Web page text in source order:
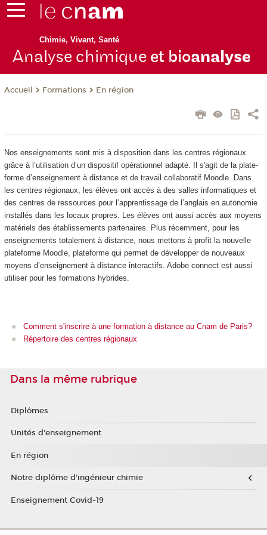
Chimie, Vivant, Santé
Analyse chimique et bioanalyse
Accueil Formations En région
Nos enseignements sont mis à disposition dans les centres régionaux
grâce à l’utilisation d’un dispositif opérationnel adapté. Il s'agit de la plate-
forme d’enseignement à distance et de travail collaboratif Moodle. Dans
les centres régionaux, les élèves ont accès à des salles informatiques et
des centres de ressources pour l’apprentissage de l’anglais en autonomie
installés dans les locaux propres. Les élèves ont aussi accès aux moyens
matériels des établissements partenaires. Plus récemment, pour les
enseignements totalement à distance, nous mettons à profit la nouvelle
plateforme Moodle, plateforme qui permet de développer de nouveaux
moyens d’enseignement à distance interactifs. Adobe connect est aussi
utiliser pour les formations hybrides.
Comment s'inscrire à une formation à distance au Cnam de Paris?
Répertoire des centres régionaux
Dans la même rubrique
Diplômes
Unités d'enseignement
En région
Notre diplôme d'ingénieur chimie
Enseignement Covid-19